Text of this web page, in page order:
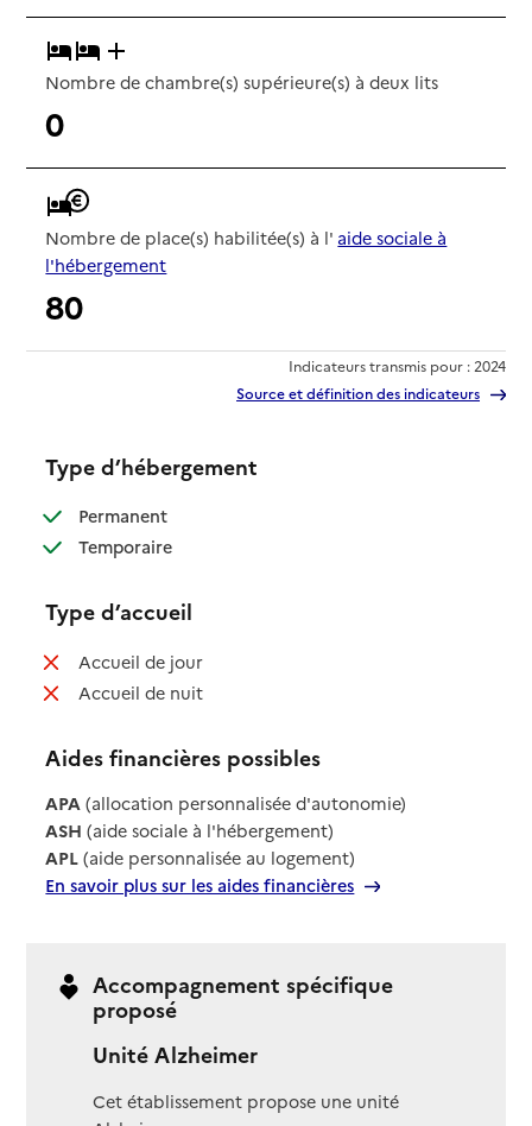
Nombre de chambre(s) supérieure(s) à deux lits
0
Nombre de place(s) habilitée(s) à l' aide sociale à
l'hébergement
80
Indicateurs transmis pour : 2024
Source et définition des indicateurs
Type d’hébergement
Permanent: disponible
Temporaire: disponible
Type d’accueil
Accueil de jour: non disponible
Accueil de nuit: non disponible
Aides financières possibles
APA (allocation personnalisée d'autonomie)
ASH (aide sociale à l'hébergement)
APL (aide personnalisée au logement)
En savoir plus sur les aides financières
Accompagnement spécifique
proposé
Unité Alzheimer
Cet établissement propose une unité